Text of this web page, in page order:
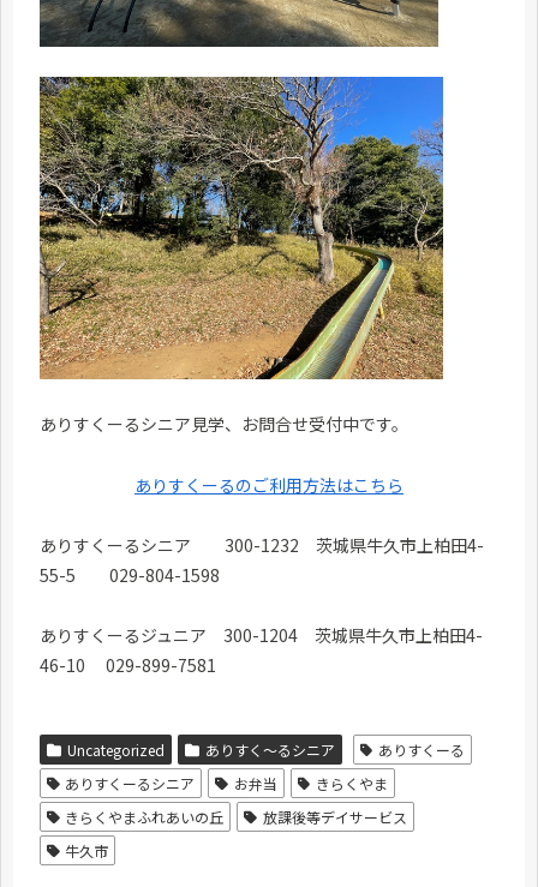
ありすくーるシニア見学、お問合せ受付中です。
ありすくーるのご利用方法はこちら
ありすくーるシニア 300-1232 茨城県牛久市上柏田4-
55-5 029-804-1598
ありすくーるジュニア 300-1204 茨城県牛久市上柏田4-
46-10 029-899-7581
Uncategorized ありすく～るシニア
ありすくーる
ありすくーるシニア
お弁当
きらくやま
きらくやまふれあいの丘
放課後等デイサービス
牛久市